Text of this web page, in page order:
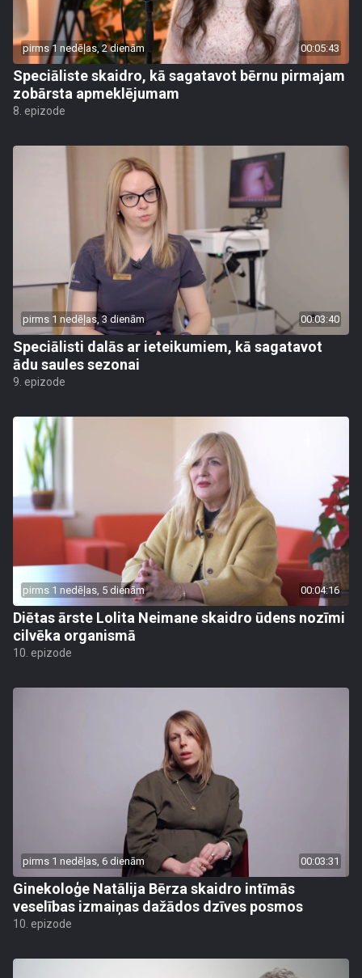
pirms 1 nedēļas, 2 dienām 00:05:43
Speciāliste skaidro, kā sagatavot bērnu pirmajam
zobārsta apmeklējumam
8. epizode
pirms 1 nedēļas, 3 dienām 00:03:40
Speciālisti dalās ar ieteikumiem, kā sagatavot
ādu saules sezonai
9. epizode
pirms 1 nedēļas, 5 dienām 00:04:16
Diētas ārste Lolita Neimane skaidro ūdens nozīmi
cilvēka organismā
10. epizode
pirms 1 nedēļas, 6 dienām 00:03:31
Ginekoloģe Natālija Bērza skaidro intīmās
veselības izmaiņas dažādos dzīves posmos
10. epizode